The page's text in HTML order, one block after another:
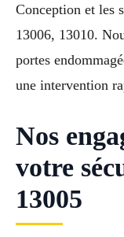
Conception et les
13006, 13010.
portes
une intervention
Nos
votre
13005